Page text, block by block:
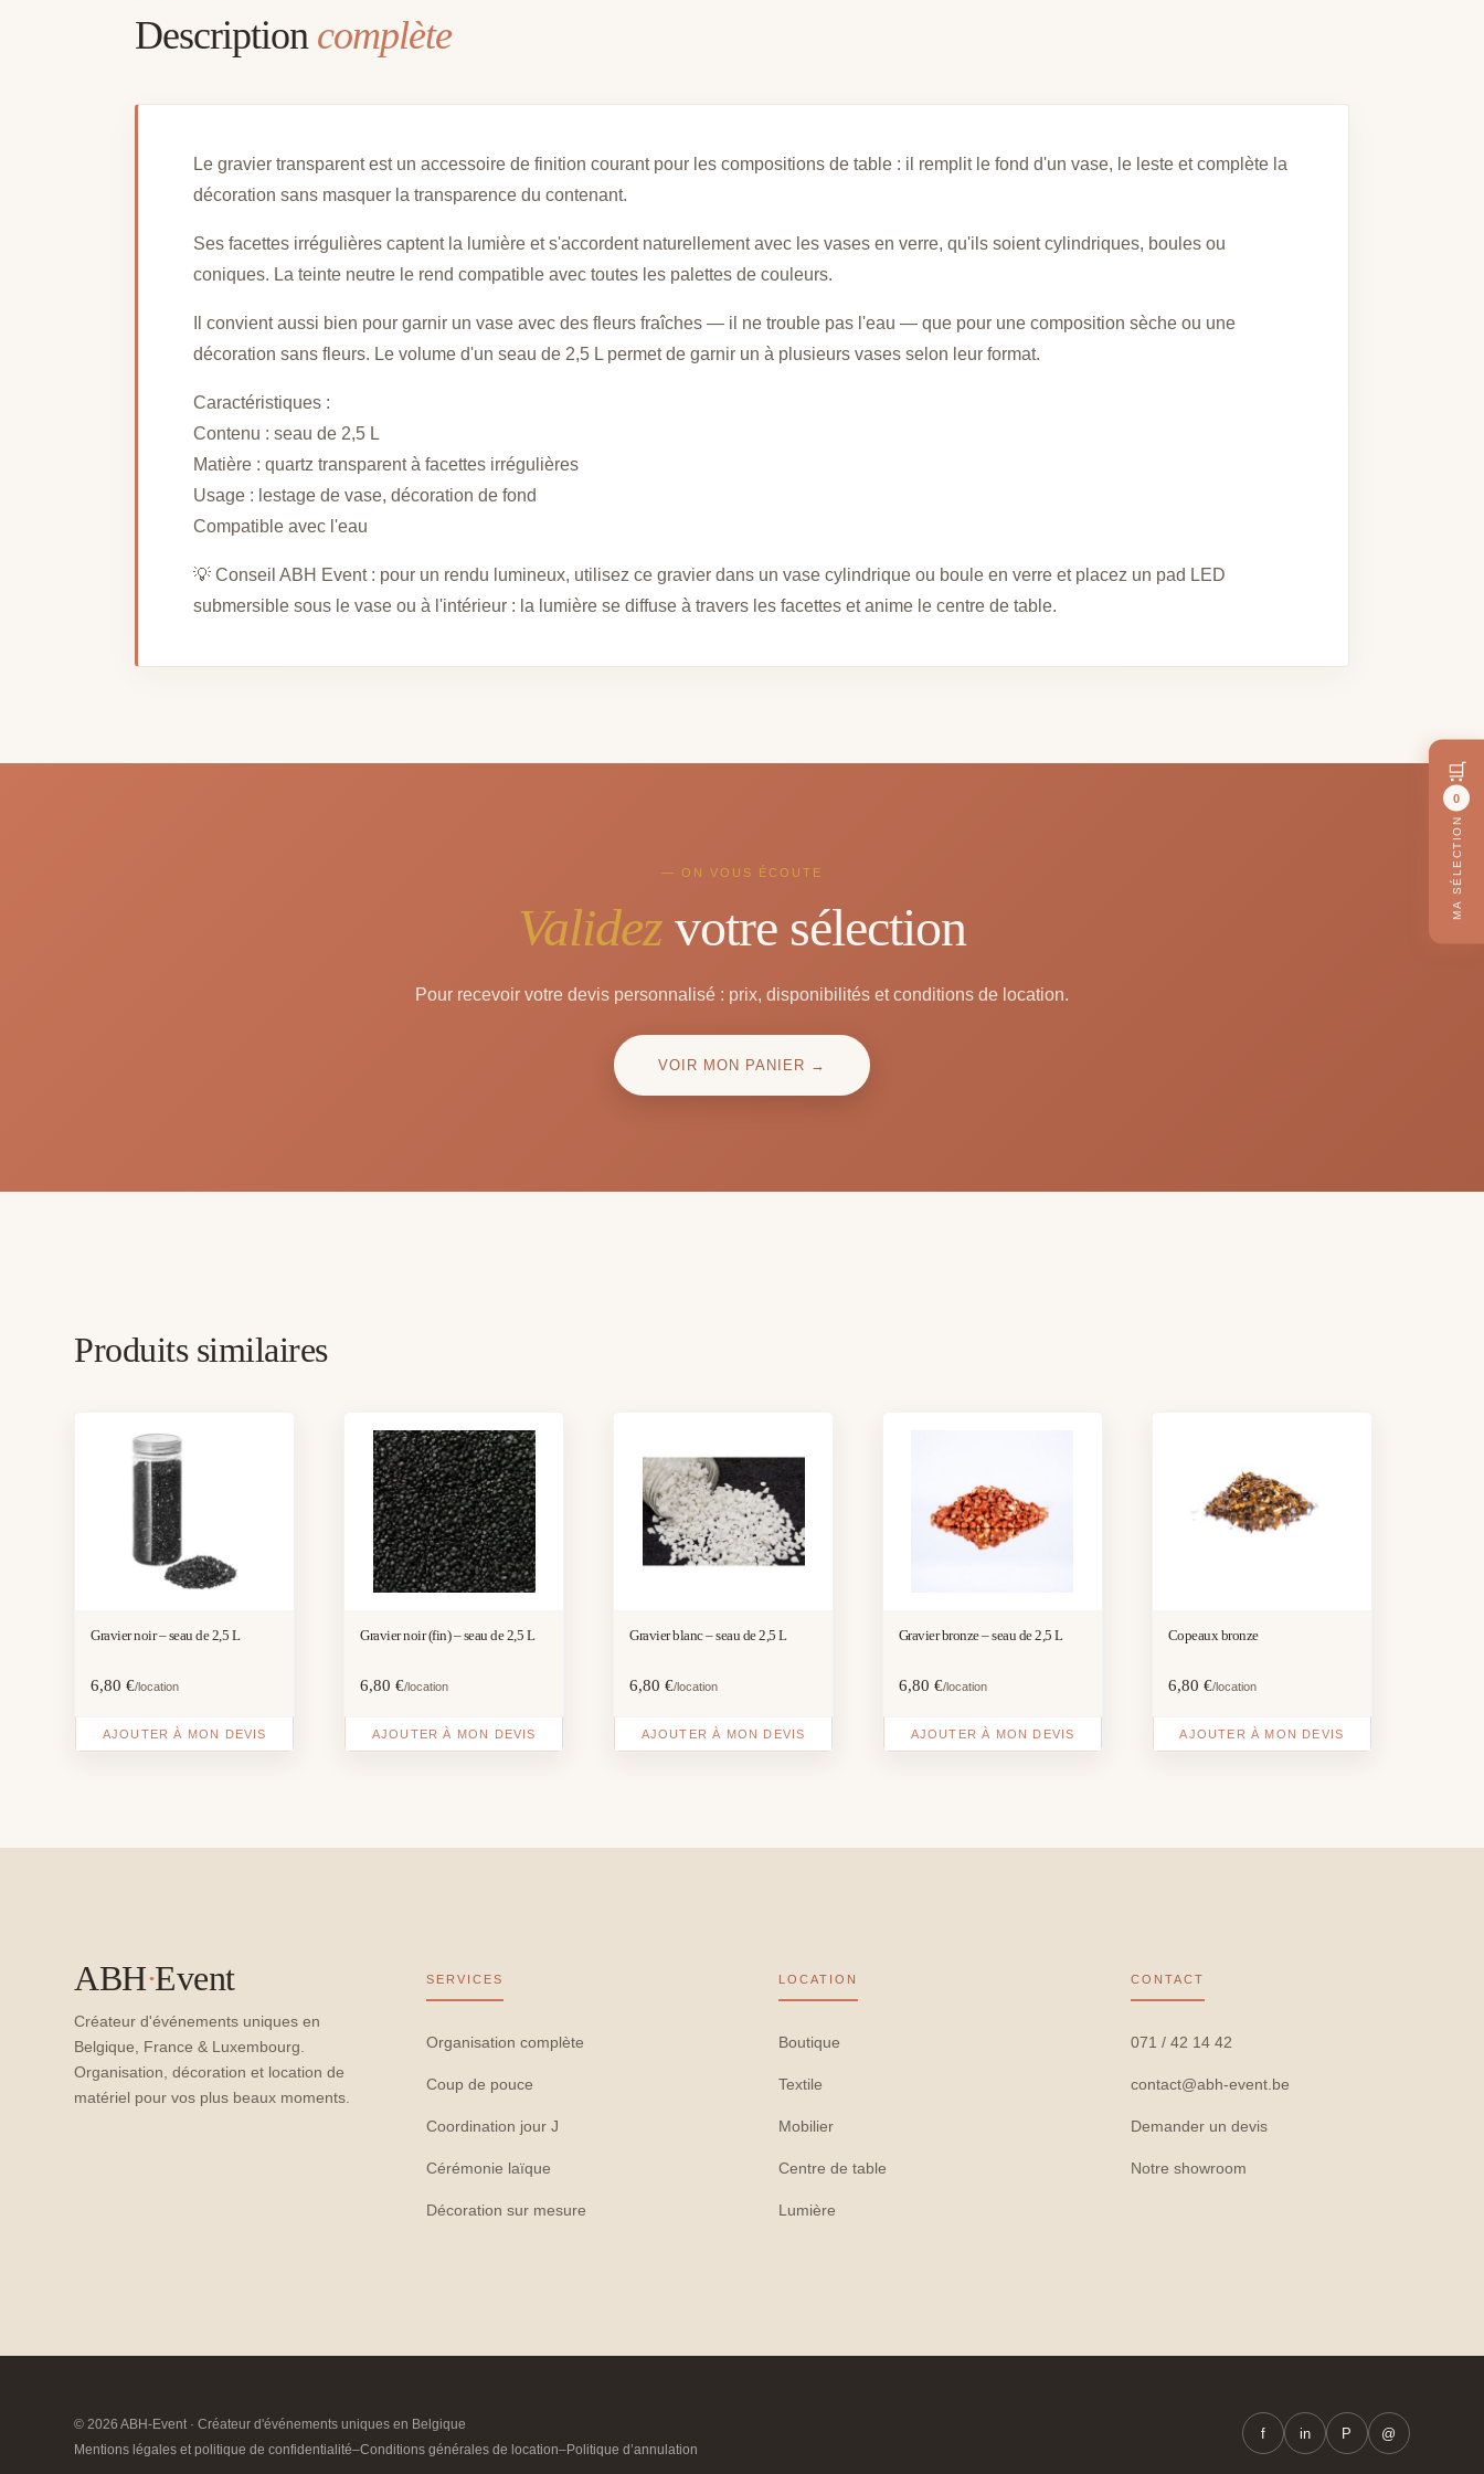
Description complète
Le gravier transparent est un accessoire de finition courant pour les compositions de table : il remplit le fond d'un vase, le leste et complète la
décoration sans masquer la transparence du contenant.
Ses facettes irrégulières captent la lumière et s'accordent naturellement avec les vases en verre, qu'ils soient cylindriques, boules ou
coniques. La teinte neutre le rend compatible avec toutes les palettes de couleurs.
Il convient aussi bien pour garnir un vase avec des fleurs fraîches — il ne trouble pas l'eau — que pour une composition sèche ou une
décoration sans fleurs. Le volume d'un seau de 2,5 L permet de garnir un à plusieurs vases selon leur format.
Caractéristiques :
Contenu : seau de 2,5 L
Matière : quartz transparent à facettes irrégulières
Usage : lestage de vase, décoration de fond
Compatible avec l'eau
💡 Conseil ABH Event : pour un rendu lumineux, utilisez ce gravier dans un vase cylindrique ou boule en verre et placez un pad LED
submersible sous le vase ou à l'intérieur : la lumière se diffuse à travers les facettes et anime le centre de table.
— ON VOUS ÉCOUTE
Validez votre sélection
Pour recevoir votre devis personnalisé : prix, disponibilités et conditions de location.
VOIR MON PANIER →
Produits similaires
Gravier noir – seau de 2,5 L
6,80€/location
AJOUTER À MON DEVIS
Gravier noir (fin) – seau de 2,5 L
6,80€/location
AJOUTER À MON DEVIS
Gravier blanc – seau de 2,5 L
6,80€/location
AJOUTER À MON DEVIS
Gravier bronze – seau de 2,5 L
6,80 €/location
AJOUTER À MON DEVIS
Copeaux bronze
6,80 €/location
AJOUTER À MON DEVIS
ABH·Event
Créateur d'événements uniques en
Belgique, France & Luxembourg.
Organisation, décoration et location de
matériel pour vos plus beaux moments.
SERVICES
Organisation complète
Coup de pouce
Coordination jour J
Cérémonie laïque
Décoration sur mesure
LOCATION
Boutique
Textile
Mobilier
Centre de table
Lumière
CONTACT
071 / 42 14 42
contact@abh-event.be
Demander un devis
Notre showroom
© 2026 ABH-Event · Créateur d'événements uniques en Belgique
Mentions légales et politique de confidentialité–Conditions générales de location–Politique d’annulation
f in P @
🛒
0
MA SÉLECTION